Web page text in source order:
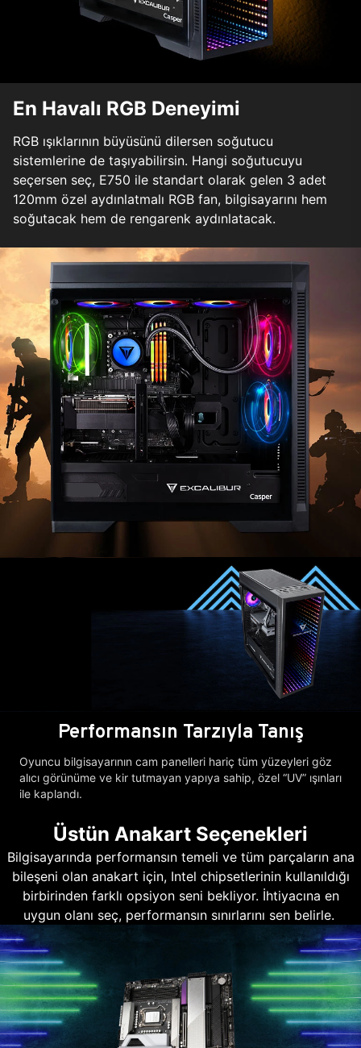
En Havalı RGB Deneyimi
RGB ışıklarının büyüsünü dilersen soğutucu
sistemlerine de taşıyabilirsin. Hangi soğutucuyu
seçersen seç, E750 ile standart olarak gelen 3 adet
120mm özel aydınlatmalı RGB fan, bilgisayarını hem
soğutacak hem de rengarenk aydınlatacak.
Performansın Tarzıyla Tanış
Oyuncu bilgisayarının cam panelleri hariç tüm yüzeyleri göz
alıcı görünüme ve kir tutmayan yapıya sahip, özel “UV” ışınları
ile kaplandı.
Üstün Anakart Seçenekleri
Bilgisayarında performansın temeli ve tüm parçaların ana
bileşeni olan anakart için, Intel chipsetlerinin kullanıldığı
birbirinden farklı opsiyon seni bekliyor. İhtiyacına en
uygun olanı seç, performansın sınırlarını sen belirle.